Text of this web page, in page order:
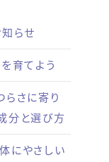
らせ
育てよう
らさに寄り
分と選び方
にやさしい